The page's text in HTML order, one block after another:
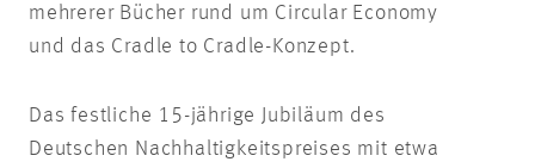
mehrerer Bücher rund um Circular Economy
und das Cradle to Cradle-Konzept.
Das festliche 15-jährige Jubiläum des
Deutschen Nachhaltigkeitspreises mit etwa